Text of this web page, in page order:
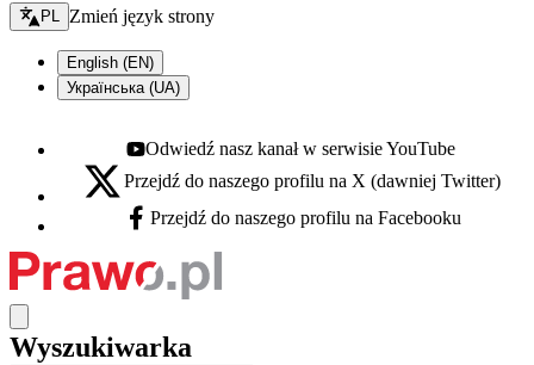
Zmień język - bieżący:
PL Zmień język strony
English (EN)
Українська (UA)
Youtube - otwiera się w nowej karcie
Odwiedź nasz kanał w serwisie YouTube
X - otwiera się w nowej karcie
Przejdź do naszego profilu na X (dawniej Twitter)
Facebook - otwiera się w nowej karcie
Przejdź do naszego profilu na Facebooku
Wyszukiwarka